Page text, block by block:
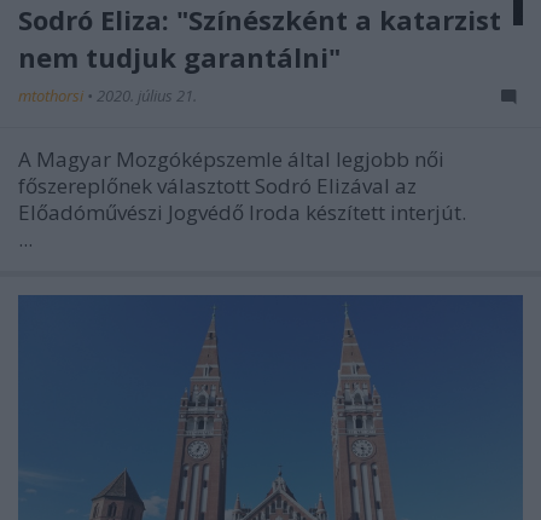
Sodró Eliza: "Színészként a katarzist
nem tudjuk garantálni"
mtothorsi • 2020. július 21.
A Magyar Mozgóképszemle által legjobb női
főszereplőnek választott Sodró Elizával az
Előadóművészi Jogvédő Iroda készített interjút.
...